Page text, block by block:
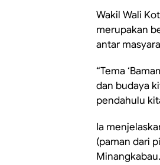
Wakil Wali
merupakan
antar
“Tema
dan budaya
pendahulu
Ia
(paman dari
Minangkabau.